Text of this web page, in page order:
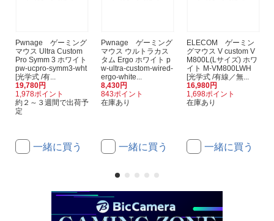
Pwnage ゲーミング
マウス Ultra Custom
Pro Symm 3 ホワイト
pw-ucpro-symm3-wht
[光学式 /有...
19,780円
1,978ポイント
約２～３週間で出荷予
定
一緒に買う
Pwnage ゲーミング
マウス ウルトラカス
タム Ergo ホワイト p
w-ultra-custom-wired-
ergo-white...
8,430円
843ポイント
在庫あり
一緒に買う
ELECOM ゲーミン
グマウス V custom V
M800L(Lサイズ) ホワ
イト M-VM800LWH
[光学式 /有線／無...
16,980円
1,698ポイント
在庫あり
一緒に買う